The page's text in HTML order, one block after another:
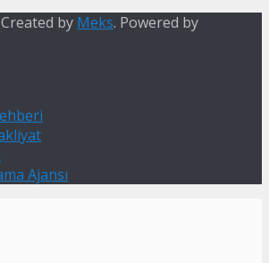
by Meks. Powered by
Ajansı